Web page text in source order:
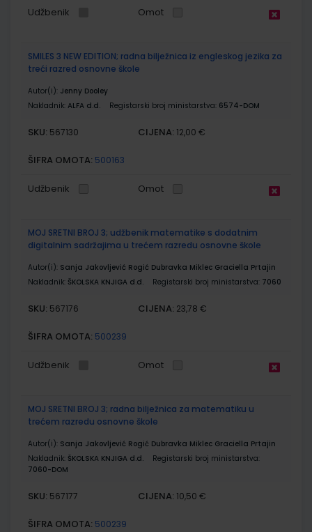
Udžbenik Omot
SMILES 3 NEW EDITION; radna bilježnica iz engleskog jezika za
treći razred osnovne škole
Autor(i): Jenny Dooley
Nakladnik: ALFA d.d. Registarski broj ministarstva: 6574-DOM
SKU: 567130 CIJENA: 12,00 €
ŠIFRA OMOTA: 500163
Udžbenik Omot
MOJ SRETNI BROJ 3; udžbenik matematike s dodatnim
digitalnim sadržajima u trećem razredu osnovne škole
Autor(i): Sanja Jakovljević Rogić Dubravka Miklec Graciella Prtajin
Nakladnik: ŠKOLSKA KNJIGA d.d. Registarski broj ministarstva: 7060
SKU: 567176 CIJENA: 23,78 €
ŠIFRA OMOTA: 500239
Udžbenik Omot
MOJ SRETNI BROJ 3; radna bilježnica za matematiku u
trećem razredu osnovne škole
Autor(i): Sanja Jakovljević Rogić Dubravka Miklec Graciella Prtajin
Nakladnik: ŠKOLSKA KNJIGA d.d.
Registarski broj ministarstva:
7060-DOM
SKU: 567177 CIJENA: 10,50 €
ŠIFRA OMOTA: 500239